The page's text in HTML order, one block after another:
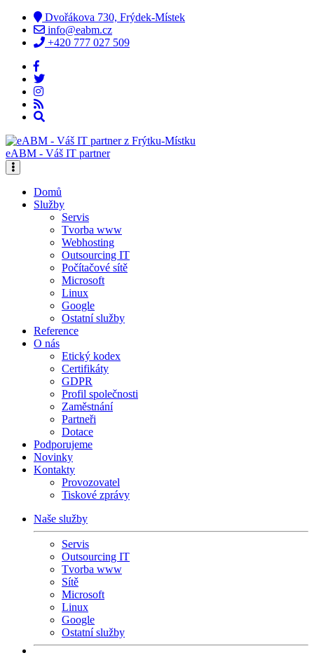
Dvořákova 730, Frýdek-Místek
info@eabm.cz
+420 777 027 509
eABM - Váš IT partner
Domů
Služby
Servis
Tvorba www
Webhosting
Outsourcing IT
Počítačové sítě
Microsoft
Linux
Google
Ostatní služby
Reference
O nás
Etický kodex
Certifikáty
GDPR
Profil společnosti
Zaměstnání
Partneři
Dotace
Podporujeme
Novinky
Kontakty
Provozovatel
Tiskové zprávy
Naše služby
Servis
Outsourcing IT
Tvorba www
Sítě
Microsoft
Linux
Google
Ostatní služby